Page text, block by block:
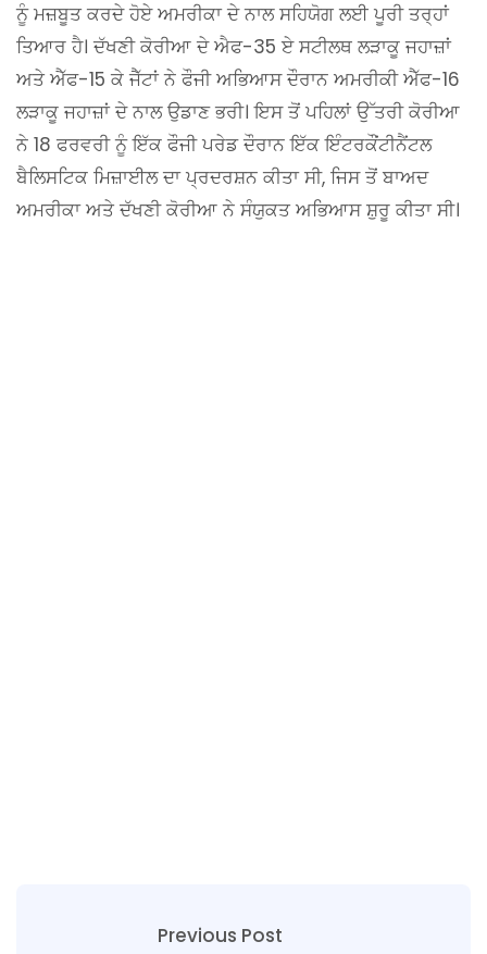
ਨੂੰ ਮਜ਼ਬੂਤ ​​ਕਰਦੇ ਹੋਏ ਅਮਰੀਕਾ ਦੇ ਨਾਲ ਸਹਿਯੋਗ ਲਈ ਪੂਰੀ ਤਰ੍ਹਾਂ
ਤਿਆਰ ਹੈ। ਦੱਖਣੀ ਕੋਰੀਆ ਦੇ ਐਫ-35 ਏ ਸਟੀਲਥ ਲੜਾਕੂ ਜਹਾਜ਼ਾਂ
ਅਤੇ ਐੱਫ-15 ਕੇ ਜੈੱਟਾਂ ਨੇ ਫੌਜੀ ਅਭਿਆਸ ਦੌਰਾਨ ਅਮਰੀਕੀ ਐੱਫ-16
ਲੜਾਕੂ ਜਹਾਜ਼ਾਂ ਦੇ ਨਾਲ ਉਡਾਣ ਭਰੀ। ਇਸ ਤੋਂ ਪਹਿਲਾਂ ਉੱਤਰੀ ਕੋਰੀਆ
ਨੇ 18 ਫਰਵਰੀ ਨੂੰ ਇੱਕ ਫੌਜੀ ਪਰੇਡ ਦੌਰਾਨ ਇੱਕ ਇੰਟਰਕੌਂਟੀਨੈਂਟਲ
ਬੈਲਿਸਟਿਕ ਮਿਜ਼ਾਈਲ ਦਾ ਪ੍ਰਦਰਸ਼ਨ ਕੀਤਾ ਸੀ, ਜਿਸ ਤੋਂ ਬਾਅਦ
ਅਮਰੀਕਾ ਅਤੇ ਦੱਖਣੀ ਕੋਰੀਆ ਨੇ ਸੰਯੁਕਤ ਅਭਿਆਸ ਸ਼ੁਰੂ ਕੀਤਾ ਸੀ।
Previous Post